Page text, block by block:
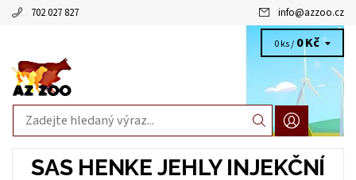
702 027 827 info@azzoo.cz
0 ks / 0 Kč
SAS HENKE JEHLY INJEKČNÍ